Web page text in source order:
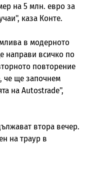
на 5 млн. евро за
каза Конте.
в модерното
направи всичко по
повторение
че ще започнем
на Autostrade",
втора вечер.
на траур в